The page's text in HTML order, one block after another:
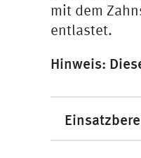
mit dem
entlastet.
Hinweis: